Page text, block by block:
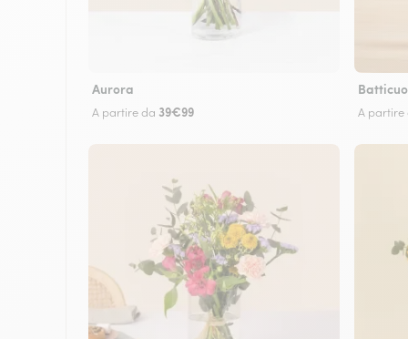
Aurora
A partire da 39€99 A